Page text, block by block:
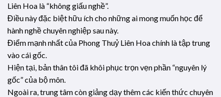
Liên Hoa là “không giấu nghề”.
Điều này đặc biệt hữu ích cho những ai mong muốn học để
hành nghề chuyên nghiệp sau này.
Điểm mạnh nhất của Phong Thuỷ Liên Hoa chính là tập trung
vào cái gốc.
Hiện tại, bản thân tôi đã khôi phục trọn vẹn phần “nguyên lý
gốc” của bộ môn.
Ngoài ra, trung tâm còn giảng dạy thêm các kiến thức chuyên